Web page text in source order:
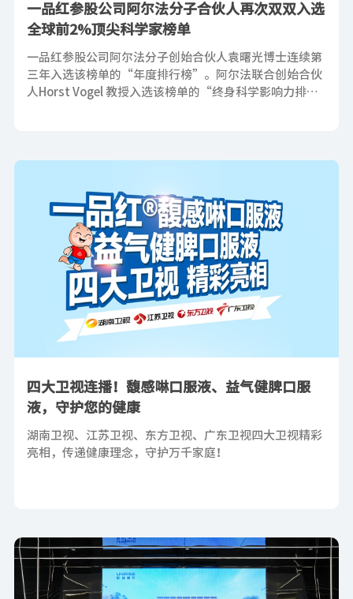
一品红参股公司阿尔法分子合伙人再次双双入选
全球前2%顶尖科学家榜单
一品红参股公司阿尔法分子创始合伙人袁曙光博士连续第
三年入选该榜单的“年度排行榜”。阿尔法联合创始合伙
人Horst Vogel 教授入选该榜单的“终身科学影响力排行
四大卫视连播！馥感啉口服液、益气健脾口服
液，守护您的健康
湖南卫视、江苏卫视、东方卫视、广东卫视四大卫视精彩
亮相，传递健康理念，守护万千家庭！